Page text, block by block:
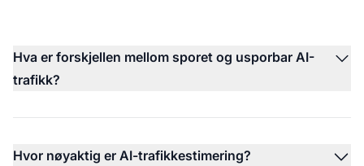
Hva er forskjellen mellom sporet og usporbar AI-
trafikk?
Hvor nøyaktig er AI-trafikkestimering?